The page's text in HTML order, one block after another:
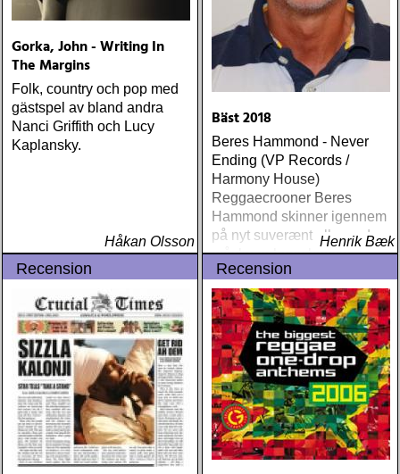
Gorka, John - Writing In
The Margins
Folk, country och pop med
gästspel av bland andra
Nanci Griffith och Lucy
Kaplansky.
Håkan Olsson
Bäst 2018
Beres Hammond - Never
Ending (VP Records /
Harmony House)
Reggaecrooner Beres
Hammond skinner igennem
på nyt suverænt album, der
måske er hans bedste
gennem tiderne
Henrik Bæk
Recension Recension